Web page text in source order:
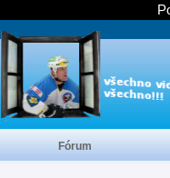
Fórum